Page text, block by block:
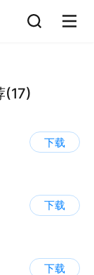
(17)
下载
下载
下载